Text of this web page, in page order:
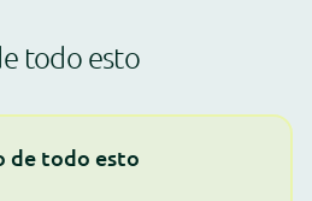
todo esto
de todo esto